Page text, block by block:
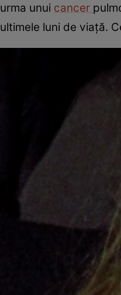
urma unui cancer
ultimele luni de viață.